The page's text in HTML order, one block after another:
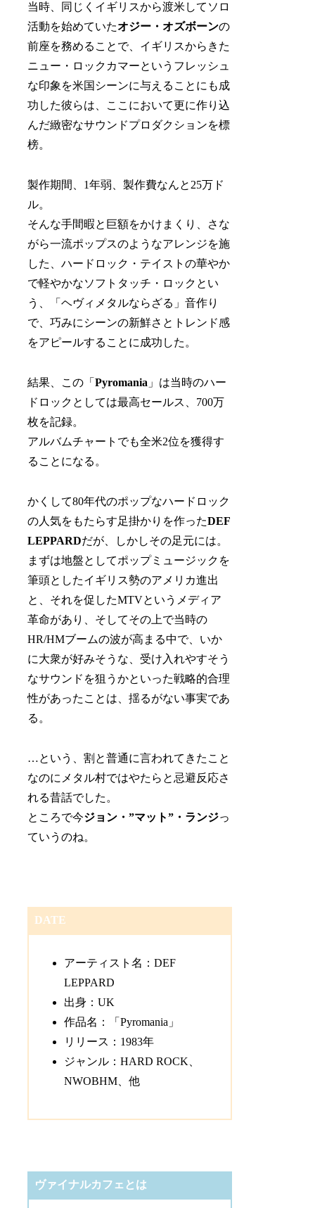
当時、同じくイギリスから渡米してソロ
活動を始めていたオジー・オズボーンの
前座を務めることで、イギリスからきた
ニュー・ロックカマーというフレッシュ
な印象を米国シーンに与えることにも成
功した彼らは、ここにおいて更に作り込
んだ緻密なサウンドプロダクションを標
榜。
製作期間、1年弱、製作費なんと25万ド
ル。
そんな手間暇と巨額をかけまくり、さな
がら一流ポップスのようなアレンジを施
した、ハードロック・テイストの華やか
で軽やかなソフトタッチ・ロックとい
う、「ヘヴィメタルならざる」音作り
で、巧みにシーンの新鮮さとトレンド感
をアピールすることに成功した。
結果、この「Pyromania 」は当時のハー
ドロックとしては最高セールス、700万
枚を記録。
アルバムチャートでも全米2位を獲得す
ることになる。
かくして80年代のポップなハードロック
の人気をもたらす足掛かりを作ったDEF
LEPPARDだが、しかしその足元には。
まずは地盤としてポップミュージックを
筆頭としたイギリス勢のアメリカ進出
と、それを促したMTVというメディア
革命があり、そしてその上で当時の
HR/HMブームの波が高まる中で、いか
に大衆が好みそうな、受け入れやすそう
なサウンドを狙うかといった戦略的合理
性があったことは、揺るがない事実であ
る。
…という、割と普通に言われてきたこと
なのにメタル村ではやたらと忌避反応さ
れる昔話でした。
ところで今ジョン・”マット”・ランジっ
ていうのね。
DATE
アーティスト名：DEF
LEPPARD
出身：UK
作品名：「Pyromania」
リリース：1983年
ジャンル：HARD ROCK、
NWOBHM、他
ヴァイナルカフェとは